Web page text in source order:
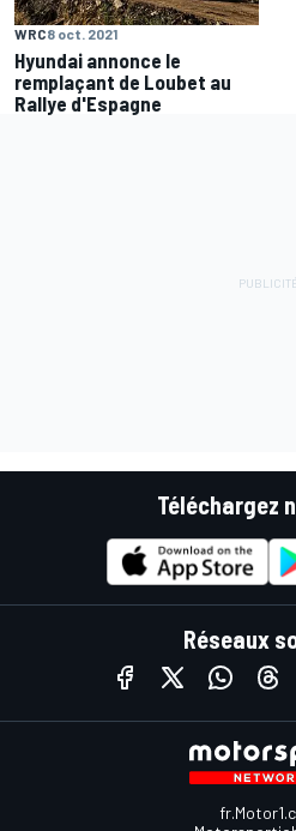
WRC8 oct. 2021
Hyundai annonce le
remplaçant de Loubet au
Rallye d'Espagne
Téléchargez
Réseaux